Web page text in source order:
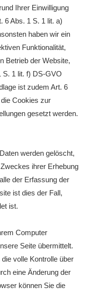
Ihrer Einwilligung
6 Abs. 1 S. 1 lit. a)
haben wir ein
Funktionalität,
Betrieb der Website,
S. 1 lit. f) DS-GVO
ist zudem Art. 6
Cookies zur
gesetzt werden.
werden gelöscht,
ihrer Erhebung
der Erfassung der
ist dies der Fall,
ist.
Computer
Seite übermittelt.
volle Kontrolle über
eine Änderung der
können Sie die